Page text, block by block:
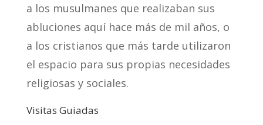
a los musulmanes que realizaban sus
abluciones aquí hace más de mil años, o
a los cristianos que más tarde utilizaron
el espacio para sus propias necesidades
religiosas y sociales.
Visitas Guiadas